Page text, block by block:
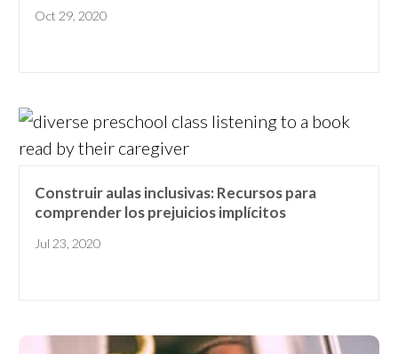
Oct 29, 2020
Construir aulas inclusivas: Recursos para
comprender los prejuicios implícitos
Jul 23, 2020